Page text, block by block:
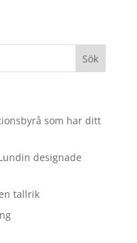
som har ditt
designade
tallrik